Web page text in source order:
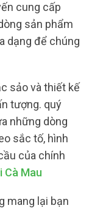
cung cấp
sản phẩm
dạng để chúng
sảo và thiết kế
tượng. quý
những dòng
sắc tố, hình
của chính
Cà Mau
mang lại bạn